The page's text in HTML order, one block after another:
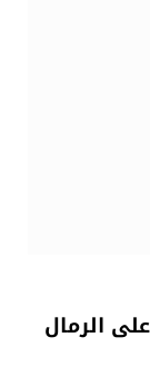
الرمال